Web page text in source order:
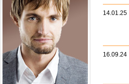
14.01.25
16.09.24